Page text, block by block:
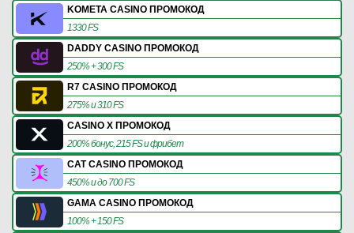
KOMETA CASINO ПРОМОКОД
1330 FS
DADDY CASINO ПРОМОКОД
250% + 300 FS
R7 CASINO ПРОМОКОД
275% и 310 FS
CASINO X ПРОМОКОД
200% бонус, 215 FS и фрибет
CAT CASINO ПРОМОКОД
450% и до 700 FS
GAMA CASINO ПРОМОКОД
100% + 150 FS